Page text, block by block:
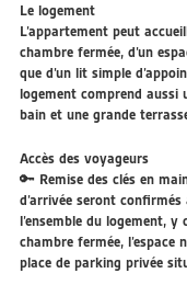
Le logement
L’appartement peut
chambre fermée, d’un
que d’un lit simple
logement comprend aussi
bain et une grande
Accès des voyageurs
🔑 Remise des clés en
d’arrivée seront
l’ensemble du logement,
chambre fermée,
place de parking privée